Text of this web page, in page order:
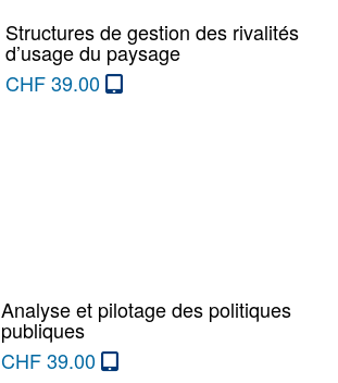
Structures de gestion des rivalités
d’usage du paysage
CHF39.00
Analyse et pilotage des politiques
publiques
CHF39.00